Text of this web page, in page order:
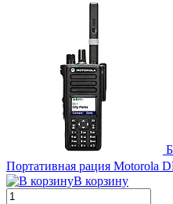
Портативная рация Motorola
В корзину